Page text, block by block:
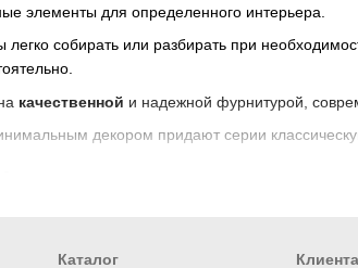
элементы для определенного интерьера.
легко собирать или разбирать при
качественной и надежной фурнитурой,
декором придают серии
Каталог